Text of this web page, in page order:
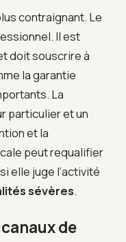
contraignant. Le
Il est
doit souscrire à
la garantie
La
particulier et un
et la
peut requalifier
elle juge l’activité
sévères.
de